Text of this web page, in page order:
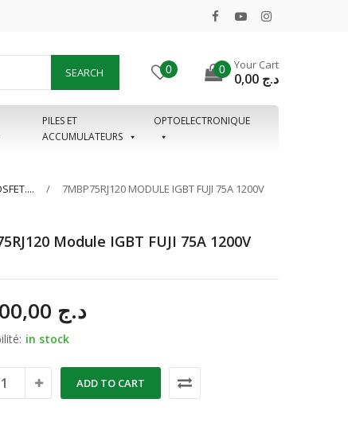
SEARCH 0 0 Your Cart
د.ج
PILES ET
ACCUMULATEURS
OPTOELECTRONIQUE
7MBP75RJ120 MODULE IGBT FUJI 75A 1200V
Module IGBT FUJI 75A 1200V
د.ج
in stock
ADD TO CART